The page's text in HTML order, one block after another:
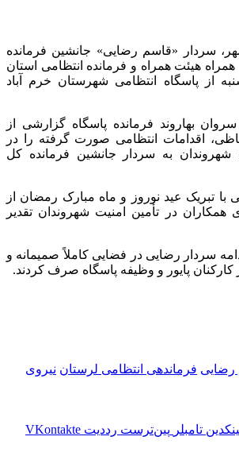
سردار «قاسم رضایی» جانشین فرمانده
هیئت همراه و فرمانده انتظامی استان
از پاسگاه انتظامی شهرستان خرم آباد
سروان بهاروند فرمانده پاسگاه گزارشی از
اقدامات انتظامی صورت گرفته را در
شهروندان به سردار جانشین فرمانده کل
با تبریک عید نوروز و ماه مبارک رمضان از
در تأمین امنیت شهروندان تقدیر
سردار رضایی در فضایی کاملاً صمیمانه و
کارکنان پایور و وظیفه پاسگاه صرف کردند.
رضایی فرماندهی انتظامی لرستان نیروی
‫تامبلر ‫پین‌ترست ‫رددیت ‫VKontakte